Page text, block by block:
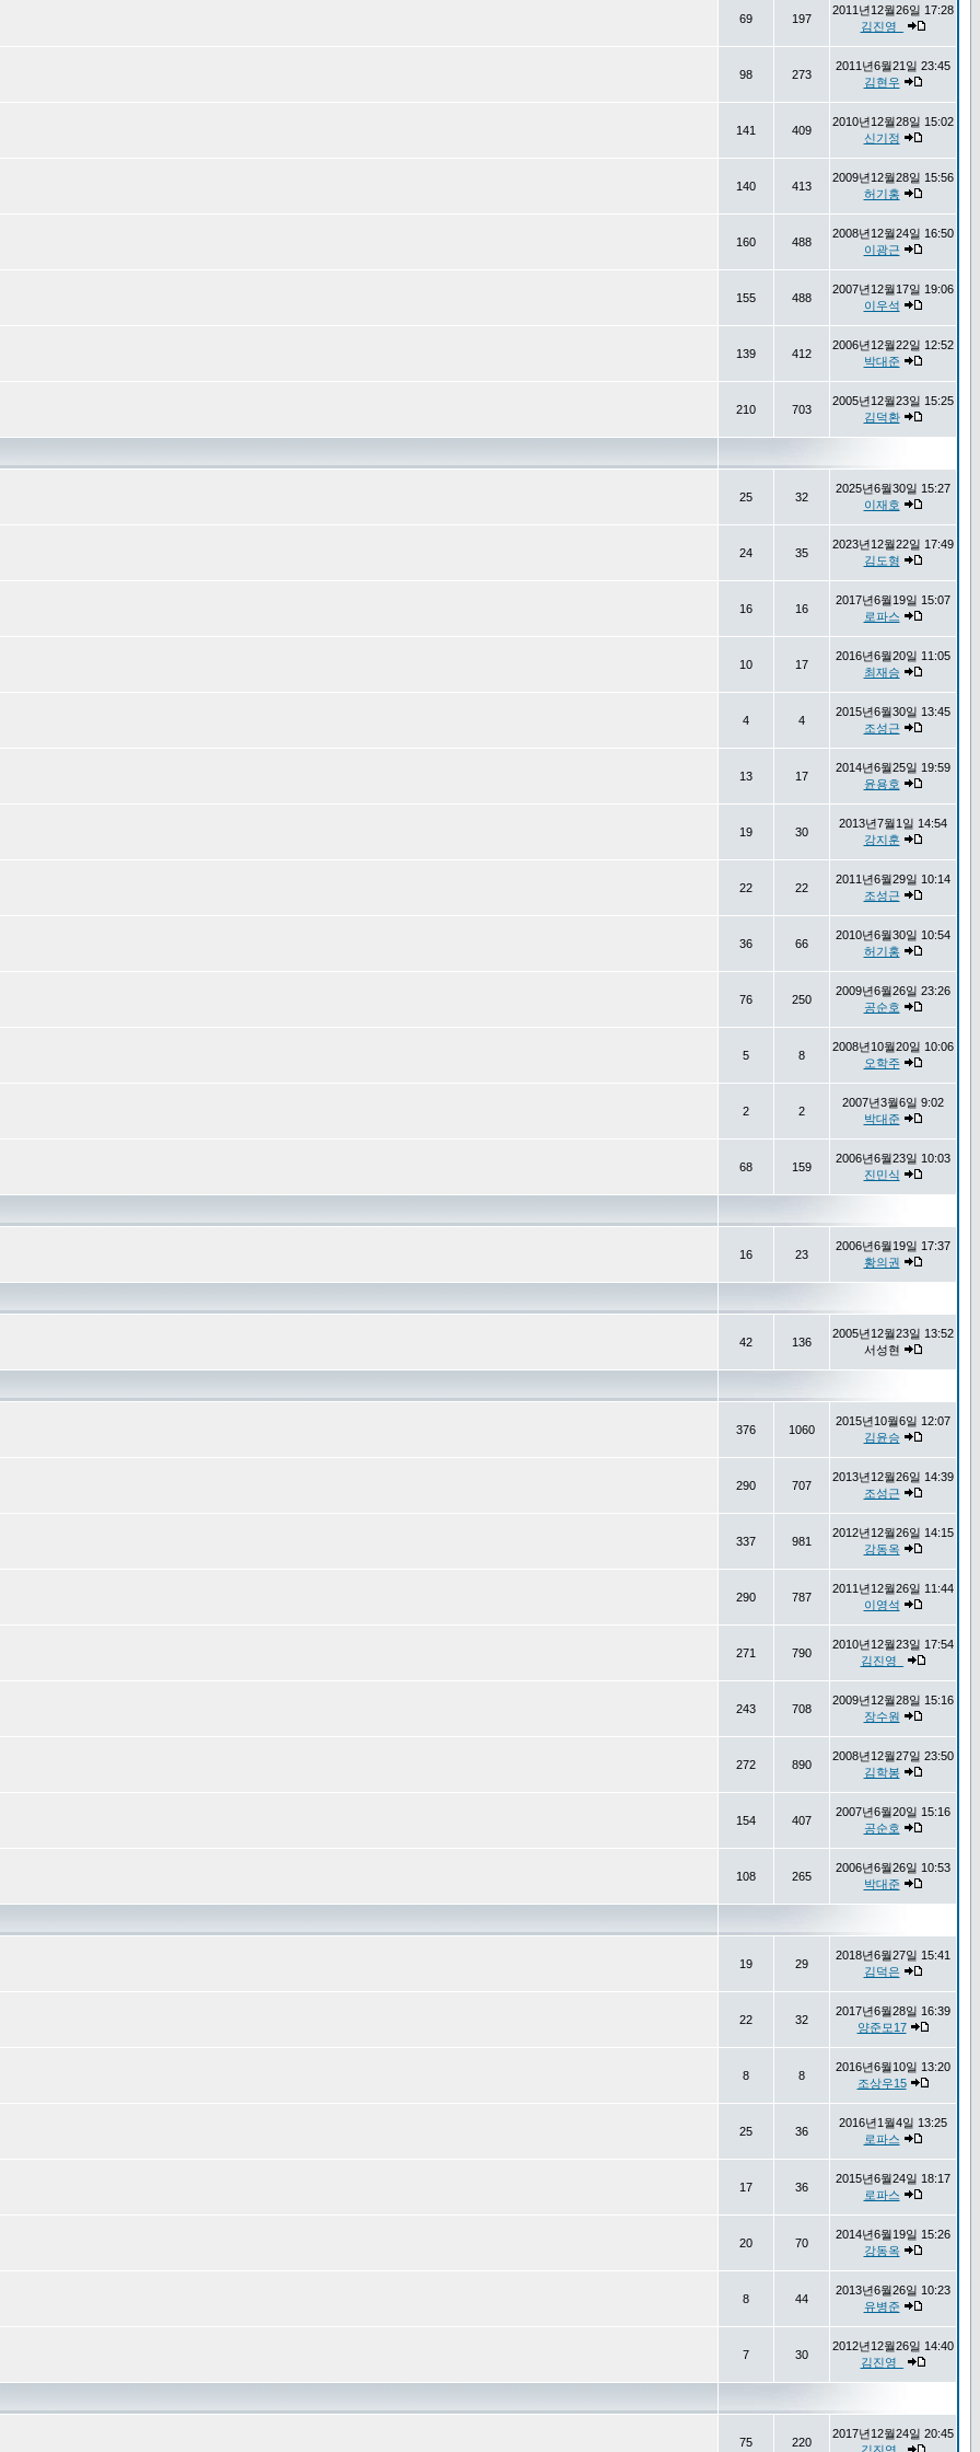
69 197
2011년12월26일 17:28
김진영_
98 273
2011년6월21일 23:45
김현우
141 409
2010년12월28일 15:02
신기정
140 413
2009년12월28일 15:56
허기홍
160 488
2008년12월24일 16:50
이광근
155 488
2007년12월17일 19:06
이우석
139 412
2006년12월22일 12:52
박대준
210 703
2005년12월23일 15:25
김덕환
25 32
2025년6월30일 15:27
이재호
24 35
2023년12월22일 17:49
김도형
16 16
2017년6월19일 15:07
로파스
10 17
2016년6월20일 11:05
최재승
4 4
2015년6월30일 13:45
조성근
13 17
2014년6월25일 19:59
윤용호
19 30
2013년7월1일 14:54
강지훈
22 22
2011년6월29일 10:14
조성근
36 66
2010년6월30일 10:54
허기홍
76 250
2009년6월26일 23:26
공순호
5 8
2008년10월20일 10:06
오학주
2 2
2007년3월6일 9:02
박대준
68 159
2006년6월23일 10:03
진민식
16 23
2006년6월19일 17:37
황의권
42 136
2005년12월23일 13:52
서성현
376 1060
2015년10월6일 12:07
김윤승
290 707
2013년12월26일 14:39
조성근
337 981
2012년12월26일 14:15
강동옥
290 787
2011년12월26일 11:44
이영석
271 790
2010년12월23일 17:54
김진영_
243 708
2009년12월28일 15:16
장수원
272 890
2008년12월27일 23:50
김학봉
154 407
2007년6월20일 15:16
공순호
108 265
2006년6월26일 10:53
박대준
19 29
2018년6월27일 15:41
김덕은
22 32
2017년6월28일 16:39
양준모17
8 8
2016년6월10일 13:20
조상우15
25 36
2016년1월4일 13:25
로파스
17 36
2015년6월24일 18:17
로파스
20 70
2014년6월19일 15:26
강동옥
8 44
2013년6월26일 10:23
유병준
7 30
2012년12월26일 14:40
김진영_
75 220
2017년12월24일 20:45